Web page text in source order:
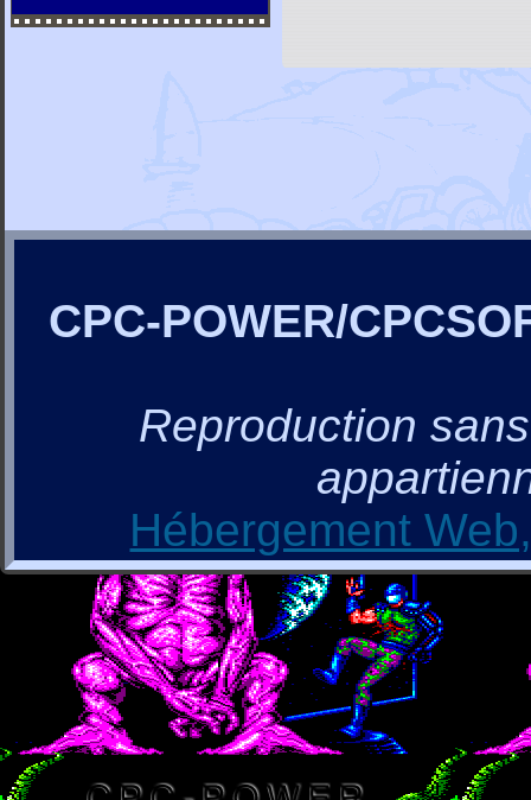
CPC-POWER/
Reproduction
Hébergement